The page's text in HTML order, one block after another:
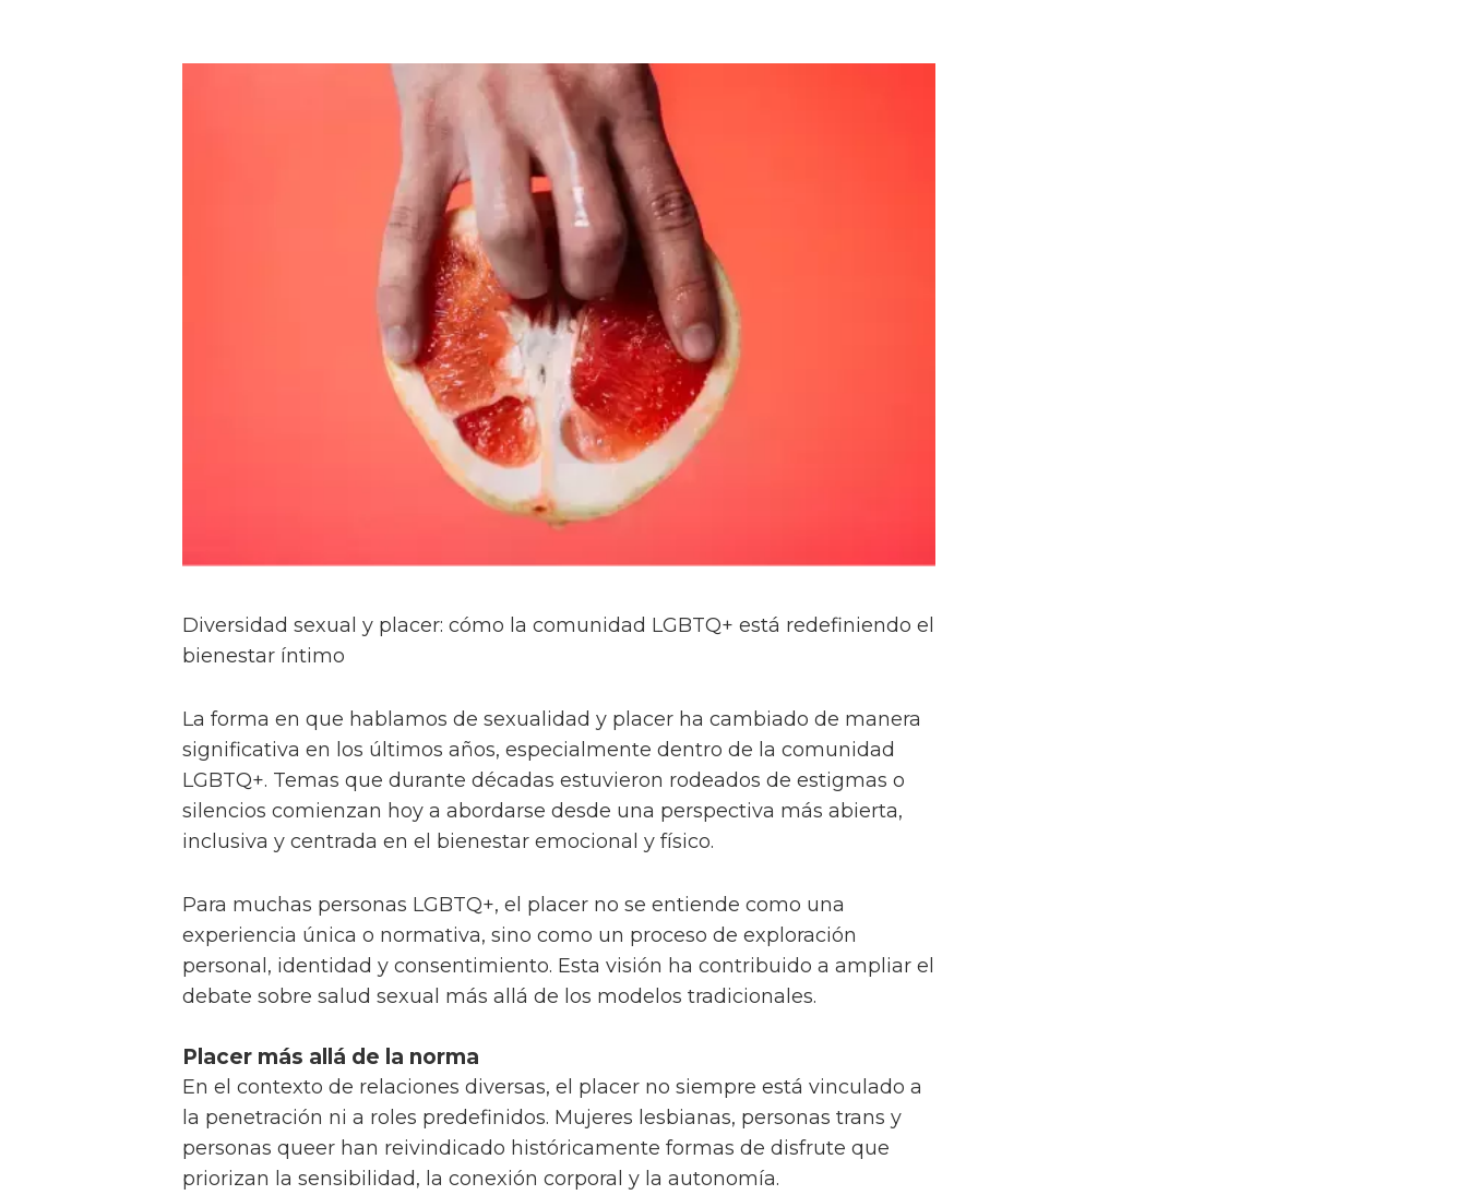
Diversidad sexual y placer: cómo la comunidad LGBTQ+ está redefiniendo el
bienestar íntimo
La forma en que hablamos de sexualidad y placer ha cambiado de manera
significativa en los últimos años, especialmente dentro de la comunidad
LGBTQ+. Temas que durante décadas estuvieron rodeados de estigmas o
silencios comienzan hoy a abordarse desde una perspectiva más abierta,
inclusiva y centrada en el bienestar emocional y físico.
Para muchas personas LGBTQ+, el placer no se entiende como una
experiencia única o normativa, sino como un proceso de exploración
personal, identidad y consentimiento. Esta visión ha contribuido a ampliar el
debate sobre salud sexual más allá de los modelos tradicionales.
Placer más allá de la norma
En el contexto de relaciones diversas, el placer no siempre está vinculado a
la penetración ni a roles predefinidos. Mujeres lesbianas, personas trans y
personas queer han reivindicado históricamente formas de disfrute que
priorizan la sensibilidad, la conexión corporal y la autonomía.